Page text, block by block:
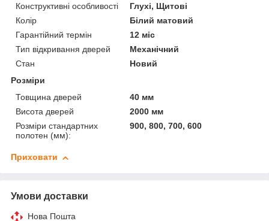
Конструктивні особливості
Глухі, Щитові
Колір
Білий матовий
Гарантійний термін
12 міс
Тип відкривання дверей
Механічний
Стан
Новий
Розміри
Товщина дверей
40 мм
Висота дверей
2000 мм
Розміри стандартних
полотен (мм):
900, 800, 700, 600
Приховати
Умови доставки
Нова Пошта